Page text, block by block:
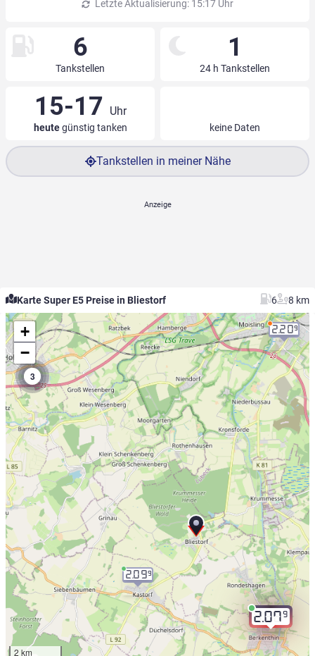
Letzte Aktualisierung: 15:17 Uhr
6
Tankstellen
1
24 h Tankstellen
15-17 Uhr
heutegünstig tanken keine Daten
Tankstellen in meiner Nähe
Karte Super E5 Preise in Bliestorf 6 8 km
2.079
2.209
2.099
3
+
−
2 km